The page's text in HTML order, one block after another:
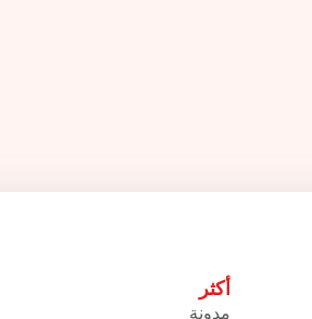
أكثر
مدونة